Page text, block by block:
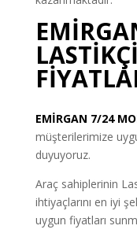
EMİRGAN 7/24
müşterilerimize
duyuyoruz.
Araç sahiplerinin
ihtiyaçlarını en iyi
uygun fiyatları